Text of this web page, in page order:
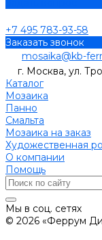
+7 495 783-93-58
Заказать звонок
mosaika@kb-
г. Москва, ул.
Каталог
Мозаика
Панно
Смальта
Мозаика на заказ
Художественная
О компании
Помощь
Мы в соц. сетях
© 2026 «Феррум